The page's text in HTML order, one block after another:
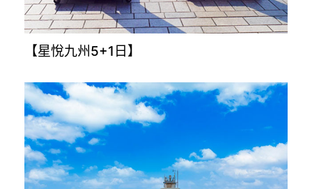
【星悅九州5+1日】